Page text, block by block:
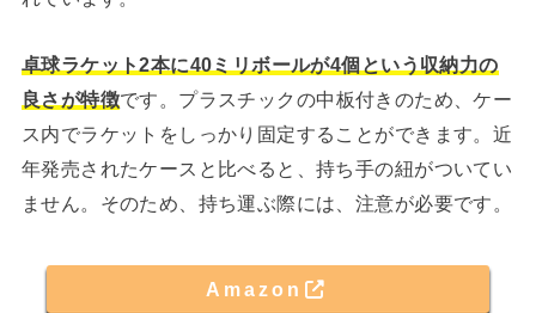
卓球ラケット2本に40ミリボールが4個という収納力の
良さが特徴です。プラスチックの中板付きのため、ケー
ス内でラケットをしっかり固定することができます。近
年発売されたケースと比べると、持ち手の紐がついてい
ません。そのため、持ち運ぶ際には、注意が必要です。
Amazon